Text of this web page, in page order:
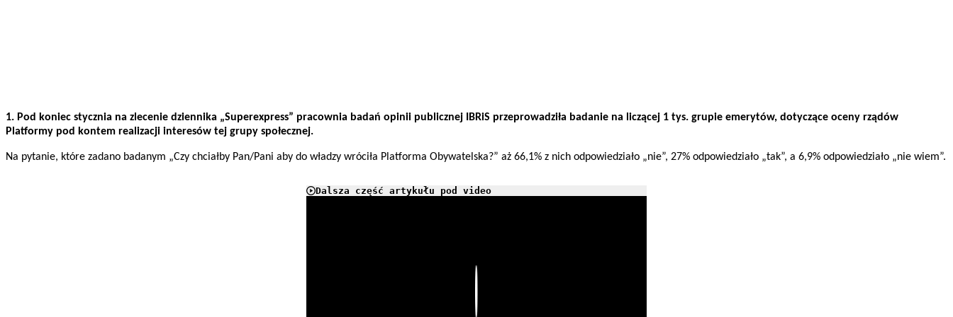
1. Pod koniec stycznia na zlecenie dziennika „Superexpress” pracownia badań opinii publicznej IBRiS przeprowadziła badanie na liczącej 1 tys. grupie emerytów, dotyczące oceny rządów
Platformy pod kontem realizacji interesów tej grupy społecznej.
Na pytanie, które zadano badanym „Czy chciałby Pan/Pani aby do władzy wróciła Platforma Obywatelska?” aż 66,1% z nich odpowiedziało „nie”, 27% odpowiedziało „tak”, a 6,9% odpowiedziało „nie wiem”.
Dalsza część artykułu pod video